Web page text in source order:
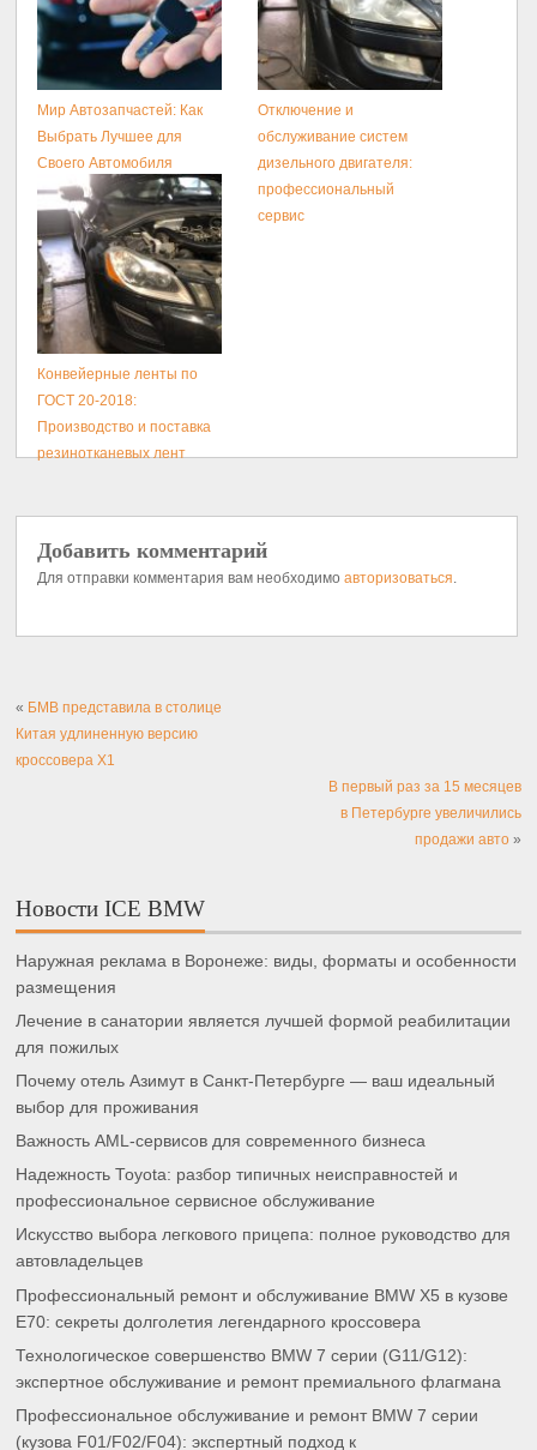
Мир Автозапчастей: Как
Выбрать Лучшее для
Своего Автомобиля
Отключение и
обслуживание систем
дизельного двигателя:
профессиональный
сервис
Конвейерные ленты по
ГОСТ 20-2018:
Производство и поставка
резинотканевых лент
Добавить комментарий
Для отправки комментария вам необходимо
Китая удлиненную версию
кроссовера X1
в Петербурге увеличились
продажи авто»
Наружная реклама в Воронеже: виды, форматы и особенности
размещения
Лечение в санатории является лучшей формой реабилитации
для пожилых
Почему отель Азимут в Санкт-Петербурге — ваш идеальный
выбор для проживания
Важность AML-сервисов для современного бизнеса
Надежность Toyota: разбор типичных неисправностей и
профессиональное сервисное обслуживание
Искусство выбора легкового прицепа: полное руководство для
автовладельцев
Профессиональный ремонт и обслуживание BMW X5 в кузове
E70: секреты долголетия легендарного кроссовера
Технологическое совершенство BMW 7 серии (G11/G12):
экспертное обслуживание и ремонт премиального флагмана
Профессиональное обслуживание и ремонт BMW 7 серии
(кузова F01/F02/F04): экспертный подход к
представительскому классу